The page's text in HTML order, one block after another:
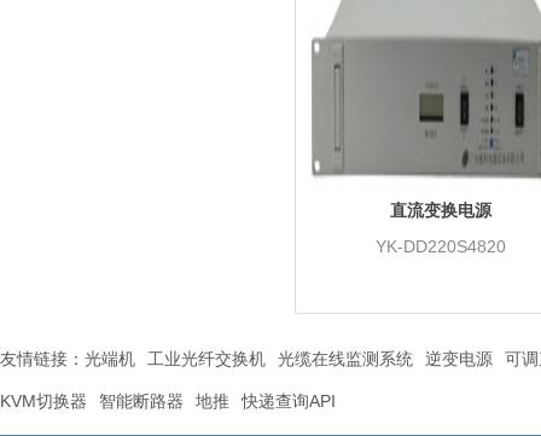
直流变换电源
YK-DD220S4820
友情链接： 光端机 工业光纤交换机 光缆在线监测系统 逆变电源 可
KVM切换器 智能断路器 地推 快递查询API